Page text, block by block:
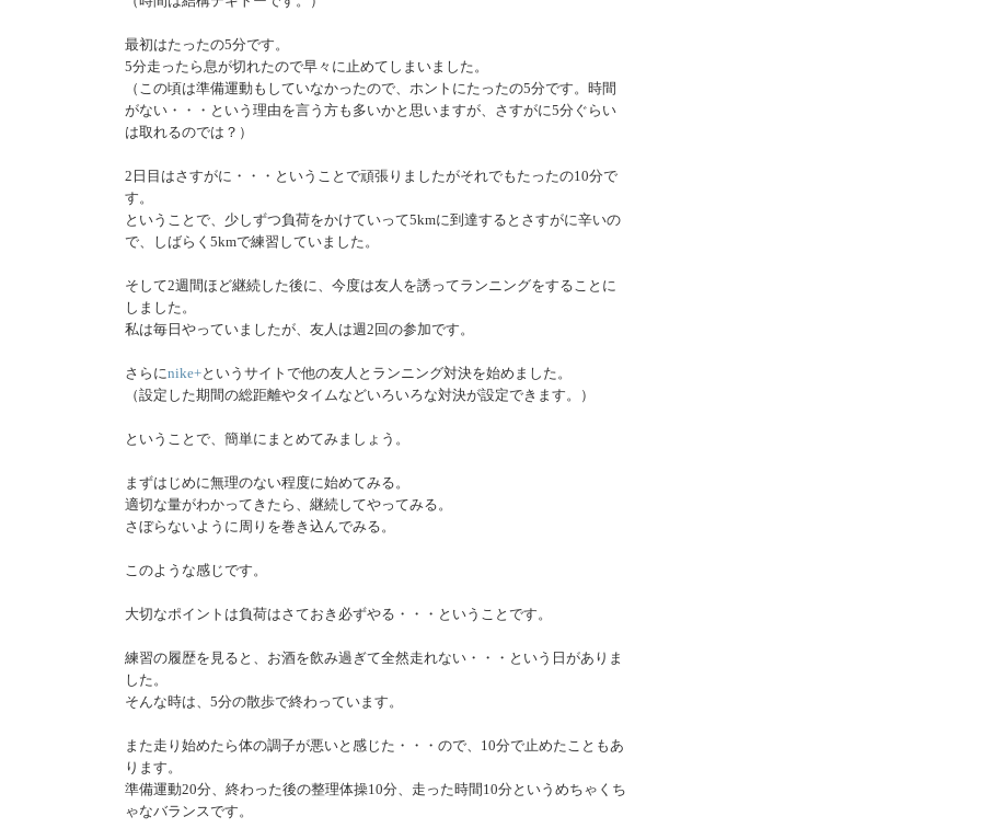
最初はたったの5分です。
5分走ったら息が切れたので早々に止めてしまいました。
（この頃は準備運動もしていなかったので、ホントにたったの5分です。時間
がない・・・という理由を言う方も多いかと思いますが、さすがに5分ぐらい
は取れるのでは？）
2日目はさすがに・・・ということで頑張りましたがそれでもたったの10分で
す。
ということで、少しずつ負荷をかけていって5kmに到達するとさすがに辛いの
で、しばらく5kmで練習していました。
そして2週間ほど継続した後に、今度は友人を誘ってランニングをすることに
しました。
私は毎日やっていましたが、友人は週2回の参加です。
さらにnike+というサイトで他の友人とランニング対決を始めました。
（設定した期間の総距離やタイムなどいろいろな対決が設定できます。）
ということで、簡単にまとめてみましょう。
まずはじめに無理のない程度に始めてみる。
適切な量がわかってきたら、継続してやってみる。
さぼらないように周りを巻き込んでみる。
このような感じです。
大切なポイントは負荷はさておき必ずやる・・・ということです。
練習の履歴を見ると、お酒を飲み過ぎて全然走れない・・・という日がありま
した。
そんな時は、5分の散歩で終わっています。
また走り始めたら体の調子が悪いと感じた・・・ので、10分で止めたこともあ
ります。
準備運動20分、終わった後の整理体操10分、走った時間10分というめちゃくち
ゃなバランスです。